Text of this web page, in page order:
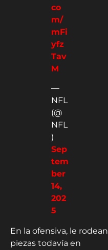
co
m/
mFi
yfz
Tav
M
—
NFL
(@
NFL
)
Sep
tem
ber
14,
202
5
En la ofensiva, le rodean
piezas todavía en